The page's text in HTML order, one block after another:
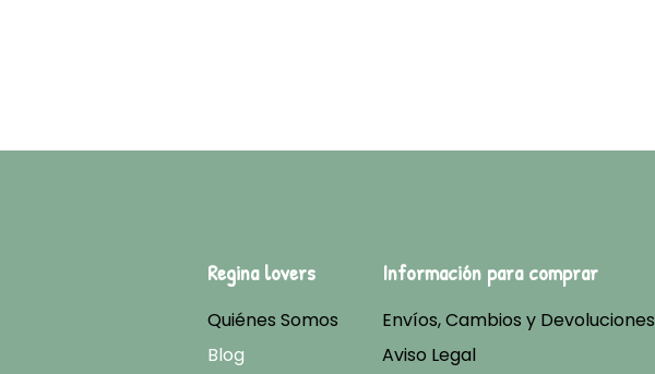
Regina lovers
Quiénes Somos
Blog
Información para comprar
Envíos, Cambios y Devoluciones
Aviso Legal